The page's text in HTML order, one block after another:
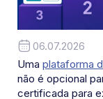
06.07.2026
Uma plataforma
não é opcional
certificada para